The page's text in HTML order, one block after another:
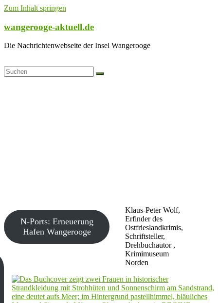
Zum Inhalt springen
wangerooge-aktuell.de
Die Nachrichtenwebseite der Insel Wangerooge
Klaus-Peter Wolf,
Erfinder des
Ostfrieslandkrimis,
Schriftsteller,
Drehbuchautor ,
Krimimuseum
Norden
N-Ports: Erneuerung
Hafen Wangerooge